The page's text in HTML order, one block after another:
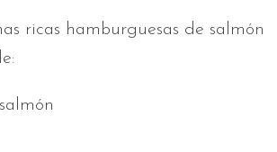
ricas hamburguesas de salmón